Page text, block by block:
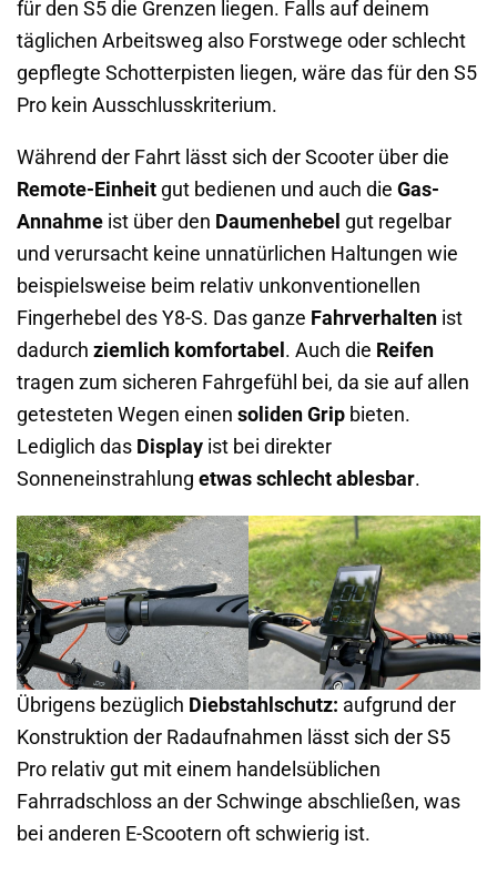
für den S5 die Grenzen liegen. Falls auf deinem
täglichen Arbeitsweg also Forstwege oder schlecht
gepflegte Schotterpisten liegen, wäre das für den S5
Pro kein Ausschlusskriterium.
Während der Fahrt lässt sich der Scooter über die
Remote-Einheit gut bedienen und auch die Gas-
Annahme ist über den Daumenhebel gut regelbar
und verursacht keine unnatürlichen Haltungen wie
beispielsweise beim relativ unkonventionellen
Fingerhebel des Y8-S. Das ganze Fahrverhalten ist
dadurch ziemlich komfortabel . Auch die Reifen
tragen zum sicheren Fahrgefühl bei, da sie auf allen
getesteten Wegen einen soliden Grip bieten.
Lediglich das Display ist bei direkter
Sonneneinstrahlung etwas schlecht ablesbar.
Übrigens bezüglich Diebstahlschutz: aufgrund der
Konstruktion der Radaufnahmen lässt sich der S5
Pro relativ gut mit einem handelsüblichen
Fahrradschloss an der Schwinge abschließen, was
bei anderen E-Scootern oft schwierig ist.